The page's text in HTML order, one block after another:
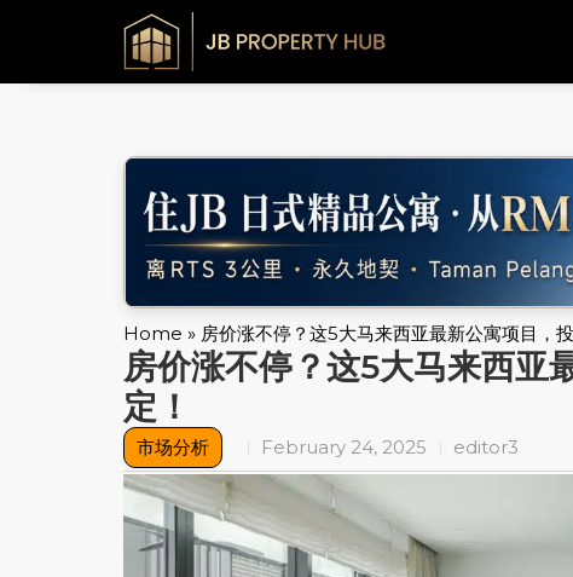
Home » 房价涨不停？这5大马来西亚最新公寓项目，
房价涨不停？这5大马来西亚
定！
市场分析 February 24, 2025 editor3